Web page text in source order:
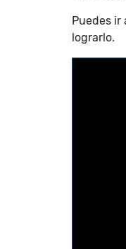
Puedes ir
lograrlo.